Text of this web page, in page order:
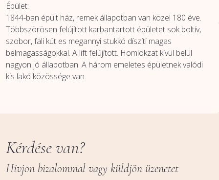
Épület:
1844-ban épült ház, remek állapotban van közel 180 éve.
Többszörösen felújított karbantartott épületet sok boltív,
szobor, fali kút es megannyi stukkó díszíti magas
belmagasságokkal. A lift felújított. Homlokzat kívül belül
nagyon jó állapotban. A három emeletes épületnek valódi
kis lakó közössége van.
Kérdése van?
Hívjon bizalommal vagy küldjön üzenetet